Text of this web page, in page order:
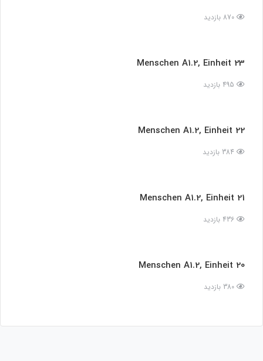
Menschen A1.2, Einheit 23
Menschen A1.2, Einheit 22
Menschen A1.2, Einheit 21
Menschen A1.2, Einheit 20